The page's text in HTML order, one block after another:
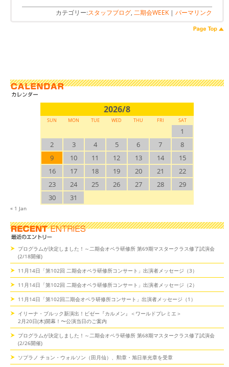
カテゴリー:スタッフブログ, 二期会WEEK | パーマリンク
2026/8
SUN MON TUE WED THU FRI SAT
1
2
3 4 5 6 7
8
9
10 11 12 13 14
15
16
17 18 19 20 21
22
23
24 25 26 27 28
29
30
31
« 1 Jan
プログラムが決定しました！～二期会オペラ研修所 第69期マスタークラス修了試演会
(2/18開催)
11月14日「第102回 二期会オペラ研修所コンサート」出演者メッセージ（3）
11月14日「第102回 二期会オペラ研修所コンサート」出演者メッセージ（2）
11月14日「第102回二期会オペラ研修所コンサート」出演者メッセージ（1）
イリーナ・ブルック新演出！ビゼー『カルメン』＜ワールドプレミエ＞
2月20日(木)開幕！〜公演当日のご案内
プログラムが決定しました！～二期会オペラ研修所 第68期マスタークラス修了試演会
(2/26開催)
ソプラノ チョン・ウォルソン（田月仙）、勲章・旭日単光章を受章